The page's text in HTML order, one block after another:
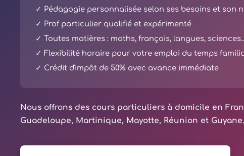
✓ Pédagogie personnalisée selon ses besoins et son
✓ Prof particulier qualifié et expérimenté
✓ Toutes matières : maths, français, langues,
✓ Flexibilité horaire pour votre emploi du temps
✓ Crédit d'impôt de 50% avec avance immédiate
Nous offrons des cours particuliers à domicile en
Guadeloupe, Martinique, Mayotte, Réunion et Guyane.